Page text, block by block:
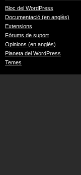
Bloc del WordPress
Documentació (en anglès)
Extensions
Fòrums de suport
Opinions (en anglès)
Planeta del WordPress
Temes